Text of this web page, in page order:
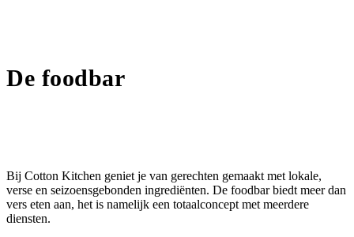
De foodbar
Bij Cotton Kitchen geniet je van gerechten gemaakt met lokale,
verse en seizoensgebonden ingrediënten. De foodbar biedt meer dan
vers eten aan, het is namelijk een totaalconcept met meerdere
diensten.